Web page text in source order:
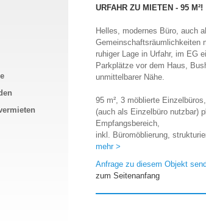
URFAHR ZU MIETEN - 95 M²!
Helles, modernes Büro, auch
Gemeinschaftsräumlichkeiten
ruhiger Lage in Urfahr, im EG
Parkplätze vor dem Haus,
unmittelbarer Nähe.
95 m², 3 möblierte
(auch als Einzelbüro nutzbar)
Empfangsbereich,
inkl. Büromöblierung,
mehr >
Anfrage zu diesem Objekt
zum Seitenanfang